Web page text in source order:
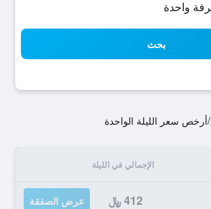
بحث
/أرخص سعر الليلة الواحدة
الإجمالي في الليلة
412 ﷼ عرض الصفقة